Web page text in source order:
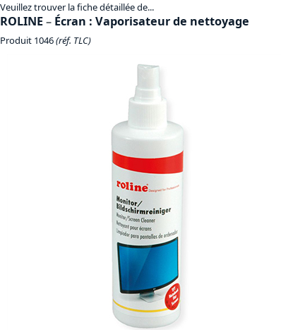
Veuillez trouver la fiche détaillée de...
ROLINE– Écran : Vaporisateur de nettoyage
Produit 1046(réf. TLC)